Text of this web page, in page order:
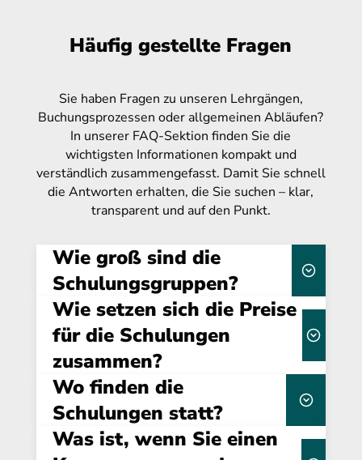
Häufig gestellte Fragen
Sie haben Fragen zu unseren Lehrgängen,
Buchungsprozessen oder allgemeinen Abläufen?
In unserer FAQ-Sektion finden Sie die
wichtigsten Informationen kompakt und
verständlich zusammengefasst. Damit Sie schnell
die Antworten erhalten, die Sie suchen – klar,
transparent und auf den Punkt.
Wie groß sind die
Schulungsgruppen?
16 Teilnehmenden
Wie setzen sich die Preise
für die Schulungen
zusammen?
Dauer, Format
(Online/Präsenz) und individuellen
Anforderungen
Wo finden die
Schulungen statt?
Was ist, wenn Sie einen